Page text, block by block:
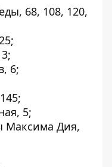
68, 108, 120,
6;
5;
Максима Дия,